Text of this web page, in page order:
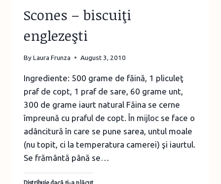
Scones – biscuiţi
englezeşti
ByLaura Frunza August 3, 2010
Ingrediente: 500 grame de făină, 1 pliculeţ
praf de copt, 1 praf de sare, 60 grame unt,
300 de grame iaurt natural Făina se cerne
împreună cu praful de copt. În mijloc se face o
adâncitură în care se pune sarea, untul moale
(nu topit, ci la temperatura camerei) şi iaurtul.
Se frământă până se…